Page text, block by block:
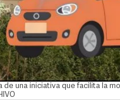
una iniciativa que facilita la